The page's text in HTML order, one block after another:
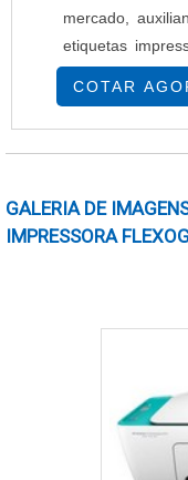
mercado,
etiquetas
processo de
utilizadas,
integridade do produto.
para impressão - Utilizando um sistema de garfo
velocidade de
COTAR
GALERIA DE
IMPRESSORA